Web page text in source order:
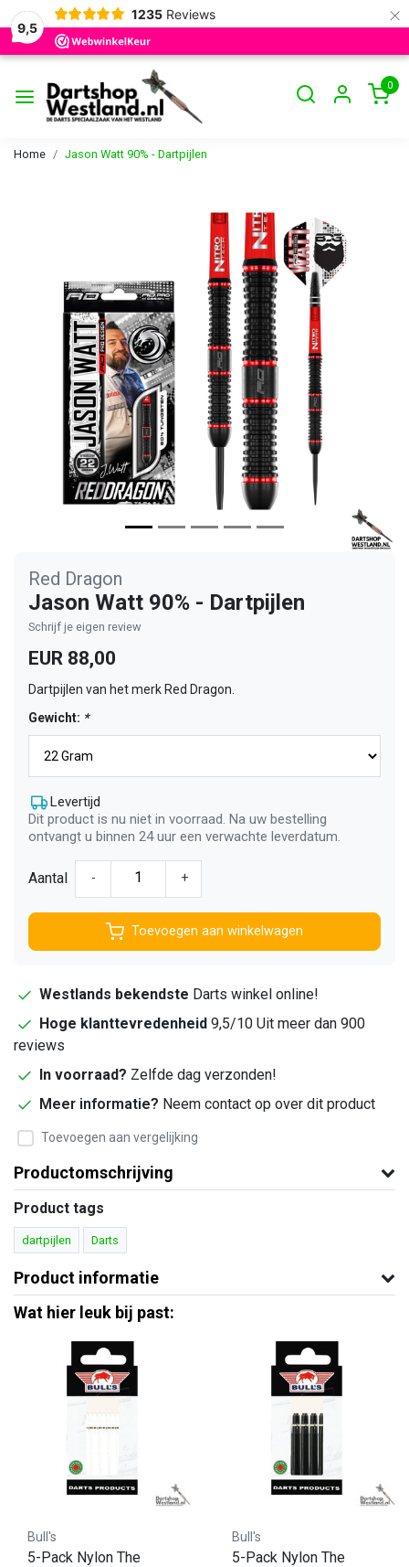
9,5
1235 Reviews ×
0
Home Jason Watt 90% - Dartpijlen
Vorige
Red Dragon
Jason Watt 90% - Dartpijlen
Schrijf je eigen review
EUR 88,00
Dartpijlen van het merk Red Dragon.
Gewicht: *
Levertijd
Dit product is nu niet in voorraad. Na uw bestelling
ontvangt u binnen 24 uur een verwachte leverdatum.
Aantal - +
Toevoegen aan winkelwagen
Westlands bekendste Darts winkel online!
Hoge klanttevredenheid 9,5/10 Uit meer dan 900
reviews
In voorraad? Zelfde dag verzonden!
Meer informatie? Neem contact op over dit product
Toevoegen aan vergelijking
Productomschrijving
Product tags
dartpijlen Darts
Product informatie
Wat hier leuk bij past:
Bull's
5-Pack Nylon The
Bull's
5-Pack Nylon The